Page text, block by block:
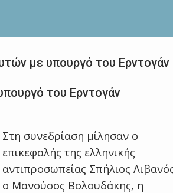
με υπουργό του Ερντογάν
του Ερντογάν
Στη συνεδρίαση μίλησαν ο
επικεφαλής της ελληνικής
αντιπροσωπείας Σπήλιος
ο Μανούσος Βολουδάκης, η